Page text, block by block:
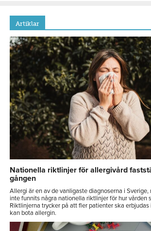
Artiklar
Nationella riktlinjer för allergivård
gången
Allergi är en av de vanligaste diagnoserna i
inte funnits några nationella riktlinjer för hur vården
Riktlinjerna trycker på att fler patienter ska
kan bota allergin.